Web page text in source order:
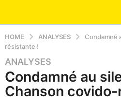
HOME ANALYSES
Condamné
résistante !
4
a
n
s
ANALYSES
Condamné au
Chanson